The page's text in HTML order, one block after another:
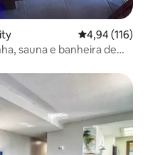
4,94 de uma
4,94 (116)
sauna e banheira de